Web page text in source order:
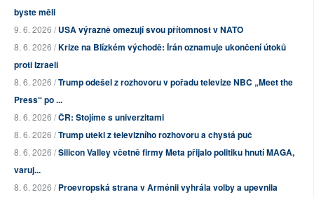
byste měli
9. 6. 2026 /USA výrazně omezují svou přítomnost v NATO
8. 6. 2026 /Krize na Blízkém východě: Írán oznamuje ukončení útoků
proti Izraeli
8. 6. 2026 /Trump odešel z rozhovoru v pořadu televize NBC „Meet the
Press“ po ...
8. 6. 2026 /ČR: Stojíme s univerzitami
8. 6. 2026 /Trump utekl z televizního rozhovoru a chystá puč
8. 6. 2026 /Silicon Valley včetně firmy Meta přijalo politiku hnutí MAGA,
varuj...
8. 6. 2026 /Proevropská strana v Arménii vyhrála volby a upevnila